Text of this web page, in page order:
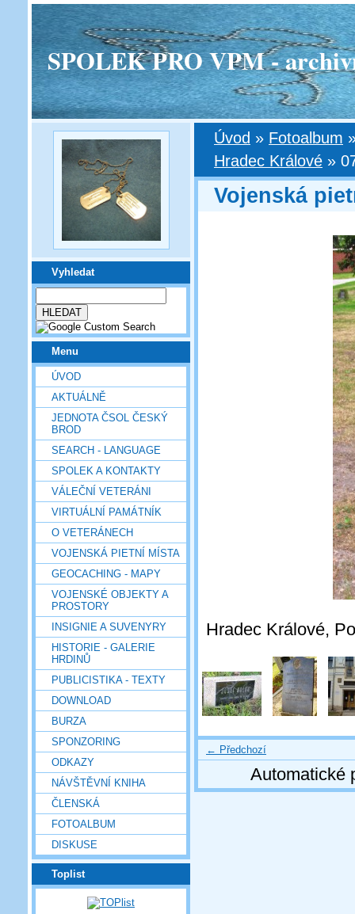
SPOLEK PRO VPM -
Vyhledat
Menu
ÚVOD
AKTUÁLNĚ
JEDNOTA ČSOL ČESKÝ
BROD
SEARCH - LANGUAGE
SPOLEK A KONTAKTY
VÁLEČNÍ VETERÁNI
VIRTUÁLNÍ PAMÁTNÍK
O VETERÁNECH
VOJENSKÁ PIETNÍ MÍSTA
GEOCACHING - MAPY
VOJENSKÉ OBJEKTY A
PROSTORY
INSIGNIE A SUVENYRY
HISTORIE - GALERIE
HRDINŮ
PUBLICISTIKA - TEXTY
DOWNLOAD
BURZA
SPONZORING
ODKAZY
NÁVŠTĚVNÍ KNIHA
ČLENSKÁ
FOTOALBUM
DISKUSE
Toplist
Úvod » Fotoalbum
Hradec Králové »
Vojenská
Hradec Králové,
← Předchozí
Automatické